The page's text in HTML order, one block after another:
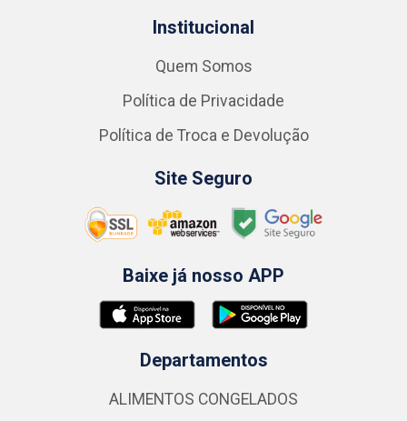
Institucional
Quem Somos
Política de Privacidade
Política de Troca e Devolução
Site Seguro
Baixe já nosso APP
Departamentos
ALIMENTOS CONGELADOS